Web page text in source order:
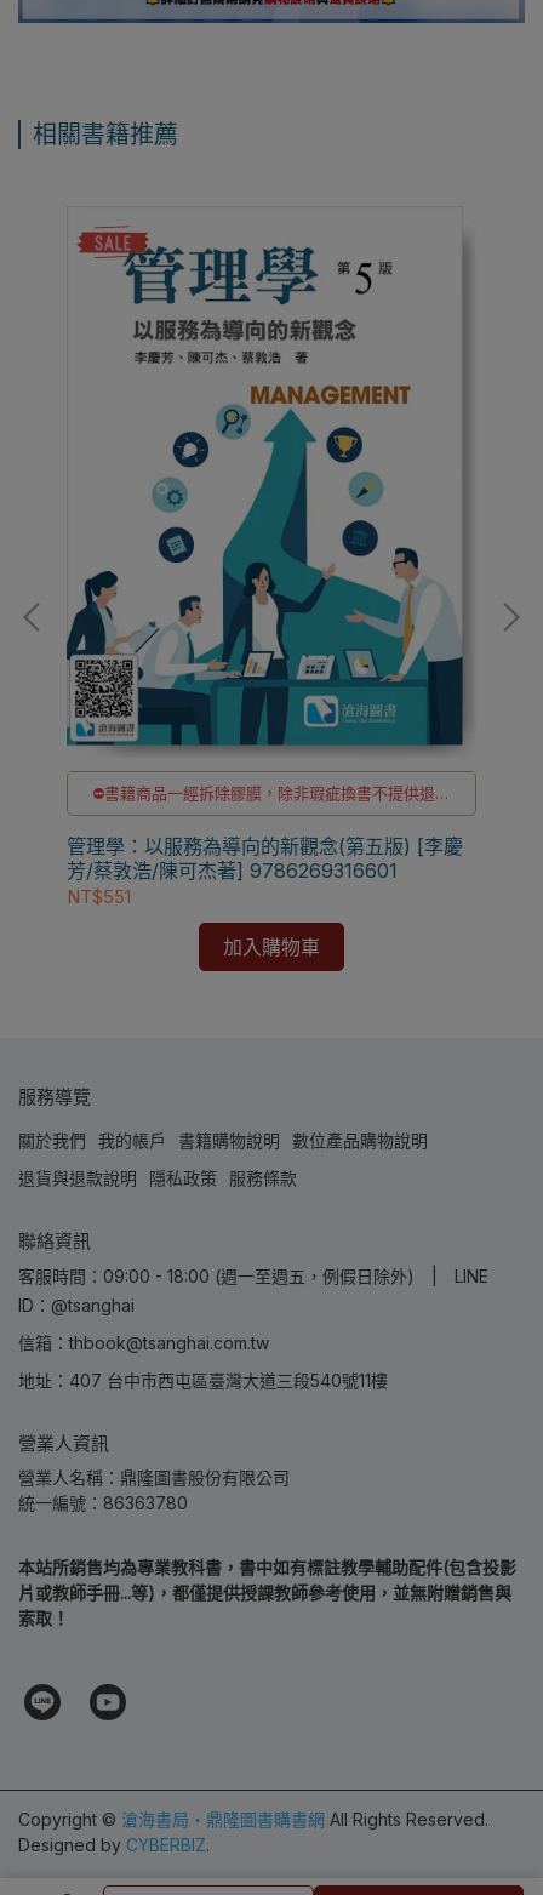
相關書籍推薦
⛔書籍商品一經拆除膠膜，除非瑕疵換書不提供退貨
與退款
✅訂購數量5本以上另有優惠，請洽LINE客服訂購
管理學：以服務為導向的新觀念(第五版) [李慶
芳/蔡敦浩/陳可杰著] 9786269316601
NT$551
加入購物車
服務導覽
關於我們 我的帳戶 書籍購物說明
數位產品購物說明
退貨與退款說明
隱私政策 服務條款
聯絡資訊
客服時間：09:00 - 18:00 (週一至週五，例假日除外) | LINE
ID：@tsanghai
信箱：thbook@tsanghai.com.tw
地址：407 台中市西屯區臺灣大道三段540號11樓
營業人資訊
營業人名稱：鼎隆圖書股份有限公司
統一編號：86363780
本站所銷售均為專業教科書，書中如有標註教學輔助配件(包含投影
片或教師手冊...等)，都僅提供授課教師參考使用，並無附贈銷售與
索取！
Copyright © 滄海書局‧鼎隆圖書購書網 All Rights Reserved.
Designed by CYBERBIZ.